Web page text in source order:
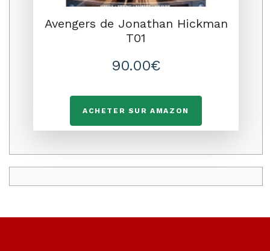
Avengers de Jonathan Hickman
T01
90.00€
ACHETER SUR AMAZON